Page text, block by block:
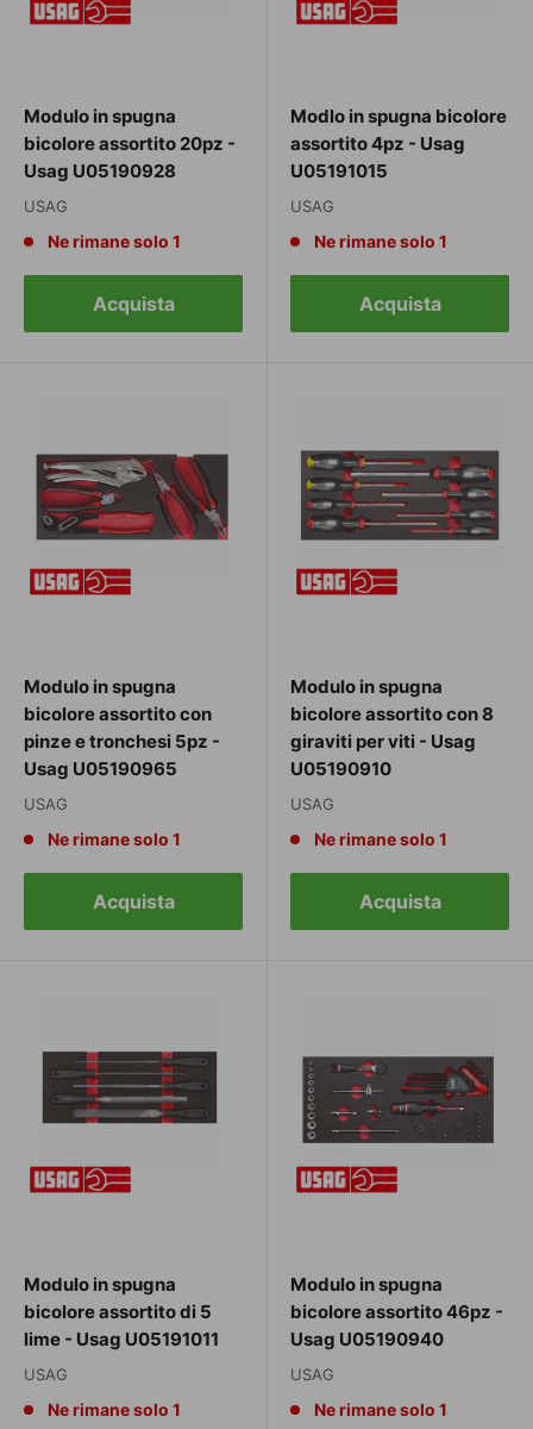
Modulo in spugna
bicolore assortito 20pz -
Usag U05190928
USAG
Ne rimane solo 1
Acquista
Modlo in spugna bicolore
assortito 4pz - Usag
U05191015
USAG
Ne rimane solo 1
Acquista
Modulo in spugna
bicolore assortito con
pinze e tronchesi 5pz -
Usag U05190965
USAG
Ne rimane solo 1
Acquista
Modulo in spugna
bicolore assortito con 8
giraviti per viti - Usag
U05190910
USAG
Ne rimane solo 1
Acquista
Modulo in spugna
bicolore assortito di 5
lime - Usag U05191011
USAG
Ne rimane solo 1
Modulo in spugna
bicolore assortito 46pz -
Usag U05190940
USAG
Ne rimane solo 1